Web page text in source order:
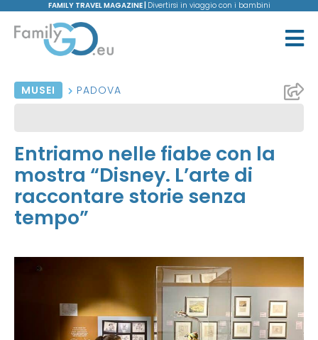
FAMILY TRAVEL MAGAZINE | Divertirsi in viaggio con i bambini
MUSEI PADOVA
Entriamo nelle fiabe con la
mostra “Disney. L’arte di
raccontare storie senza
tempo”